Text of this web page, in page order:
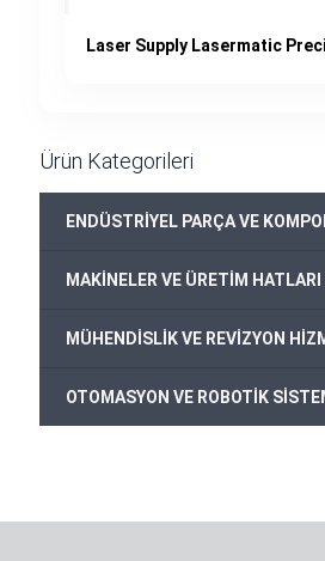
Laser Supply Lasermatic
Ürün Kategorileri
ENDÜSTRİYEL PARÇA VE
MAKİNELER VE ÜRETİM HATLARI
MÜHENDİSLİK VE REVİZYON
OTOMASYON VE ROBOTİK